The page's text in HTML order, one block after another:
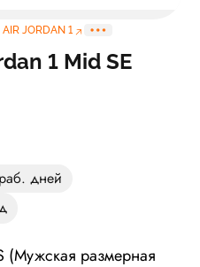
JORDAN 1
1 Mid SE
дней
(Мужская размерная